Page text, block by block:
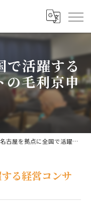
で活躍する
の毛利京申
名古屋を拠点に全国で活躍する経営コンサルタントの毛利京申です...
る経営コンサ